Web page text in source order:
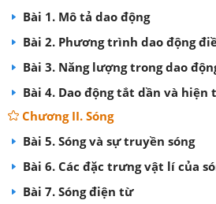
Bài 1. Mô tả dao động
Bài 2. Phương trình dao động
Bài 3. Năng lượng trong dao
Bài 4. Dao động tắt dần và hiện
Chương II. Sóng
Bài 5. Sóng và sự truyền sóng
Bài 6. Các đặc trưng vật lí của
Bài 7. Sóng điện từ